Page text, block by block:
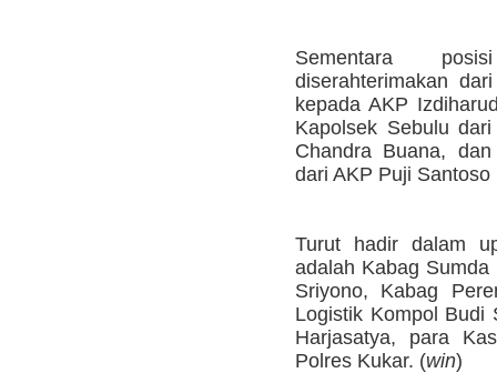
Sementara
diserahterimakan
kepada AKP
Kapolsek Sebulu
Chandra Buana,
dari AKP Puji
Turut hadir dalam
adalah Kabag Sumda
Sriyono, Kabag
Logistik Kompol Budi
Harjasatya, para
Polres Kukar. (win)